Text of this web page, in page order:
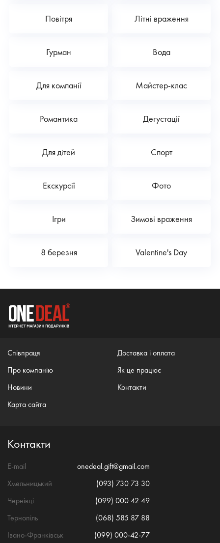
Повітря Літні враження
Гурман Вода
Для компанії Майстер-клас
Романтика Дегустації
Для дітей Спорт
Екскурсії Фото
Ігри Зимові враження
8 березня Valentine's Day
Співпраця
Про компанію
Новини
Карта сайта
Доставка і оплата
Як це працює
Контакти
Контакти
E-mail
onedeal.gift@gmail.com
Хмельницький
(093) 730 73 30
Чернівці
(099) 000 42 49
Тернопіль
(068) 585 87 88
Івано-Франківськ
(099) 000-42-77